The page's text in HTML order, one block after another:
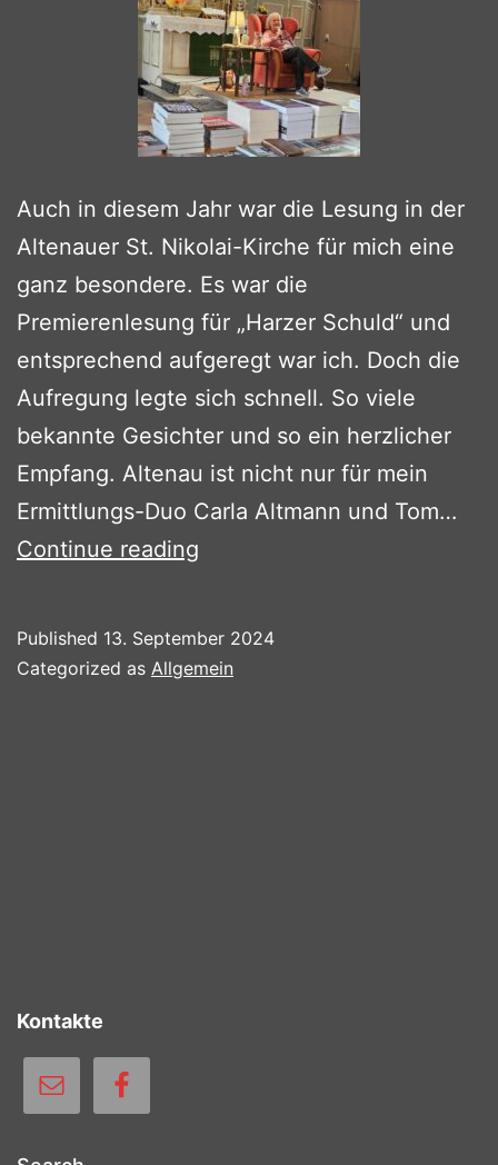
Auch in diesem Jahr war die Lesung in der
Altenauer St. Nikolai-Kirche für mich eine
ganz besondere. Es war die
Premierenlesung für „Harzer Schuld“ und
entsprechend aufgeregt war ich. Doch die
Aufregung legte sich schnell. So viele
bekannte Gesichter und so ein herzlicher
Empfang. Altenau ist nicht nur für mein
Ermittlungs-Duo Carla Altmann und Tom…
Continue reading
Published 13. September 2024
Categorized as Allgemein
Kontakte